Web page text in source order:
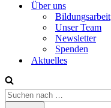
Über uns
Bildungsarbeit
Unser Team
Newsletter
Spenden
Aktuelles
Suchen
nach …